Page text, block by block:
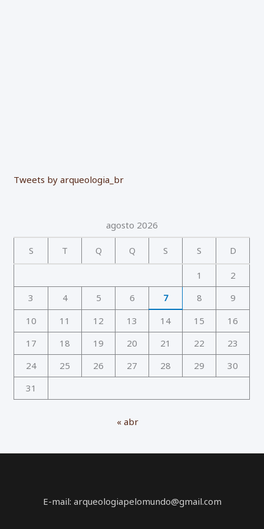
Tweets by arqueologia_br
agosto 2026
S T Q Q S S D
1
2
3
4 5 6 7 8
9
10
11 12 13 14 15
16
17
18 19 20 21 22
23
24
25 26 27 28 29
30
31
« abr
E-mail: arqueologiapelomundo@gmail.com